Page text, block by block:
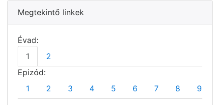
Megtekintő linkek
Évad:
1
2
Epizód:
1
2 3 4 5 6 7 8 9